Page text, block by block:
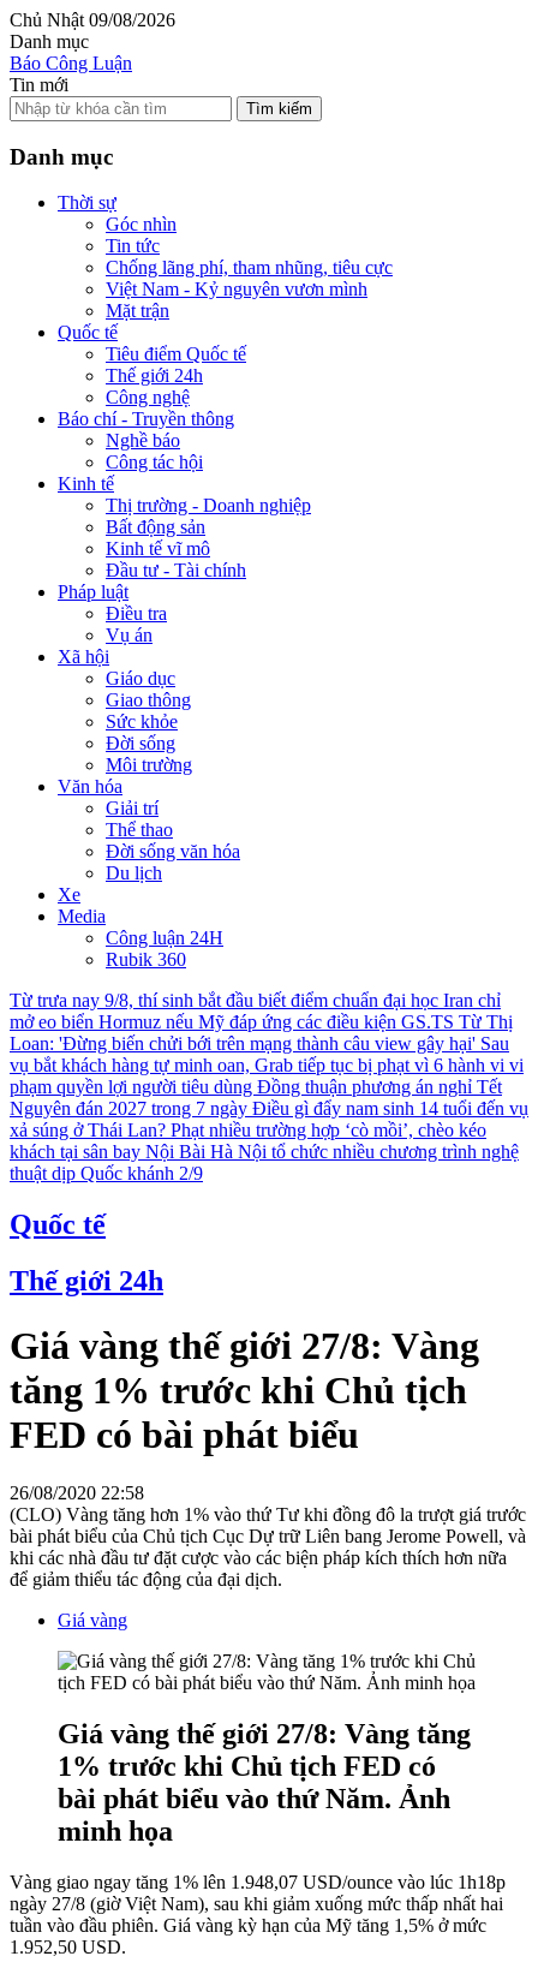
Chủ Nhật 09/08/2026
Danh mục
Báo Công Luận
Tin mới
Tìm kiếm
Danh mục
Thời sự
Góc nhìn
Tin tức
Chống lãng phí, tham nhũng, tiêu cực
Việt Nam - Kỷ nguyên vươn mình
Mặt trận
Quốc tế
Tiêu điểm Quốc tế
Thế giới 24h
Công nghệ
Báo chí - Truyền thông
Nghề báo
Công tác hội
Kinh tế
Thị trường - Doanh nghiệp
Bất động sản
Kinh tế vĩ mô
Đầu tư - Tài chính
Pháp luật
Điều tra
Vụ án
Xã hội
Giáo dục
Giao thông
Sức khỏe
Đời sống
Môi trường
Văn hóa
Giải trí
Thể thao
Đời sống văn hóa
Du lịch
Xe
Media
Công luận 24H
Rubik 360
Từ trưa nay 9/8, thí sinh bắt đầu biết điểm chuẩn đại học Iran chỉ
mở eo biển Hormuz nếu Mỹ đáp ứng các điều kiện GS.TS Từ Thị
Loan: 'Đừng biến chửi bới trên mạng thành câu view gây hại' Sau
vụ bắt khách hàng tự minh oan, Grab tiếp tục bị phạt vì 6 hành vi vi
phạm quyền lợi người tiêu dùng Đồng thuận phương án nghỉ Tết
Nguyên đán 2027 trong 7 ngày Điều gì đẩy nam sinh 14 tuổi đến vụ
xả súng ở Thái Lan? Phạt nhiều trường hợp ‘cò mồi’, chèo kéo
khách tại sân bay Nội Bài Hà Nội tổ chức nhiều chương trình nghệ
thuật dịp Quốc khánh 2/9
Quốc tế
Thế giới 24h
Giá vàng thế giới 27/8: Vàng
tăng 1% trước khi Chủ tịch
FED có bài phát biểu
26/08/2020 22:58
(CLO) Vàng tăng hơn 1% vào thứ Tư khi đồng đô la trượt giá trước
bài phát biểu của Chủ tịch Cục Dự trữ Liên bang Jerome Powell, và
khi các nhà đầu tư đặt cược vào các biện pháp kích thích hơn nữa
để giảm thiểu tác động của đại dịch.
Giá vàng
Giá vàng thế giới 27/8: Vàng tăng
1% trước khi Chủ tịch FED có
bài phát biểu vào thứ Năm. Ảnh
minh họa
Vàng giao ngay tăng 1% lên 1.948,07 USD/ounce vào lúc 1h18p
ngày 27/8 (giờ Việt Nam), sau khi giảm xuống mức thấp nhất hai
tuần vào đầu phiên. Giá vàng kỳ hạn của Mỹ tăng 1,5% ở mức
1.952,50 USD.